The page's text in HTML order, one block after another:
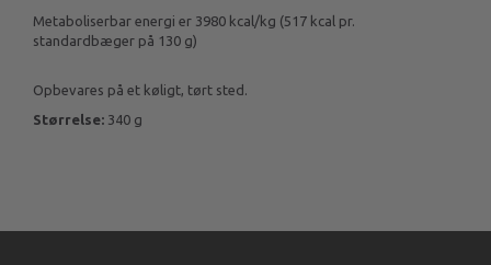
Metaboliserbar energi er 3980 kcal/kg (517 kcal pr.
standardbæger på 130 g)
Opbevares på et køligt, tørt sted.
Størrelse: 340 g